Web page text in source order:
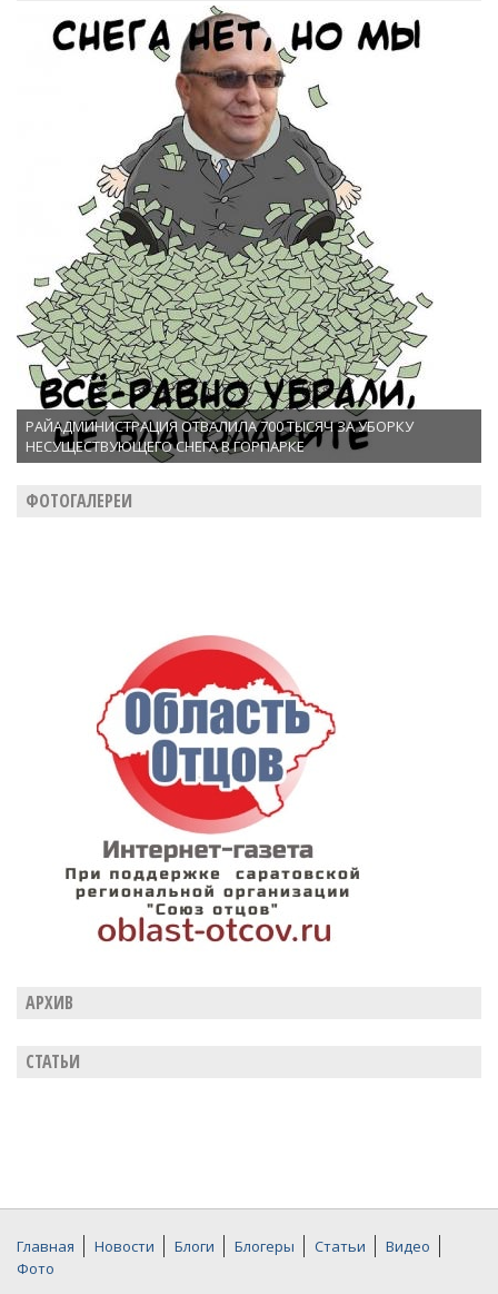
РАЙАДМИНИСТРАЦИЯ ОТВАЛИЛА 700 ТЫСЯЧ ЗА УБОРКУ
НЕСУЩЕСТВУЮЩЕГО СНЕГА В ГОРПАРКЕ
ФОТОГАЛЕРЕИ
АРХИВ
СТАТЬИ
Главная Новости Блоги Блогеры Статьи
Видео
Фото